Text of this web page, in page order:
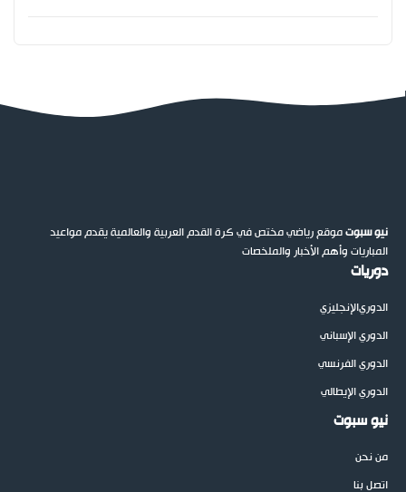
نيو سبوتموقع رياضي مختص في كرة القدم العربية والعالمية يقدم مواعيد
المباريات وأهم الأخبار والملخصات
دوريات
الدوريالإنجليزي
الدوري الإسباني
الدوري الفرنسي
الدوري الإيطالي
نيو سبوت
من نحن
اتصل بنا